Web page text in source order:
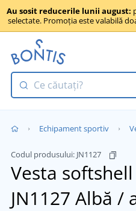
Au sosit reducerile lunii august:
selectate. Promoția este valabilă
Echipament sportiv
Codul produsului: JN1127
Vesta
JN1127 Albă /